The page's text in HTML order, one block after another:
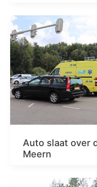
Auto slaat over
Meern